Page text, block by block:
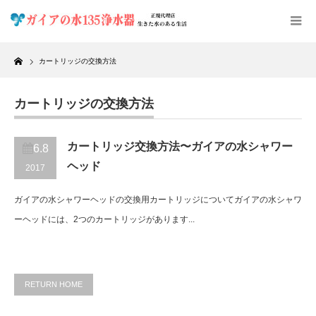
Home
カートリッジの交換方法
カートリッジの交換方法
6.8
2017
カートリッジ交換方法〜ガイアの水シャワー
ヘッド
ガイアの水シャワーヘッドの交換用カートリッジについてガイアの水シャワ
ーヘッドには、2つのカートリッジがあります...
RETURN HOME